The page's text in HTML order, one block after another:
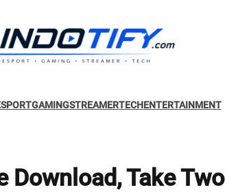
GAMINGSTREAMERTECHENTERTAINMENT
Download, Take Two